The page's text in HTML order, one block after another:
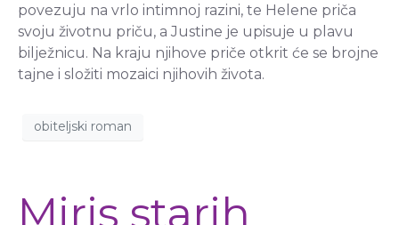
povezuju na vrlo intimnoj razini, te Helene priča
svoju životnu priču, a Justine je upisuje u plavu
bilježnicu. Na kraju njihove priče otkrit će se brojne
tajne i složiti mozaici njihovih života.
obiteljski roman
Miris starih